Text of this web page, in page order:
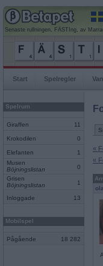
Senaste rullningen, FÄSTIng, av
Start Spelregler
Spelrum
Giraffen 11
Krokodilen 0
Elefanten
1
Musen
Böjningslistan
0
Grisen
Böjningslistan
1
Inloggade 13
Mobilspel
Pågående 18 282
«
«